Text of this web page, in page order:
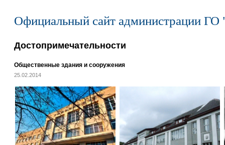
Официальный сайт администрации ГО
Достопримечательности
Общественные здания и сооружения
25.02.2014